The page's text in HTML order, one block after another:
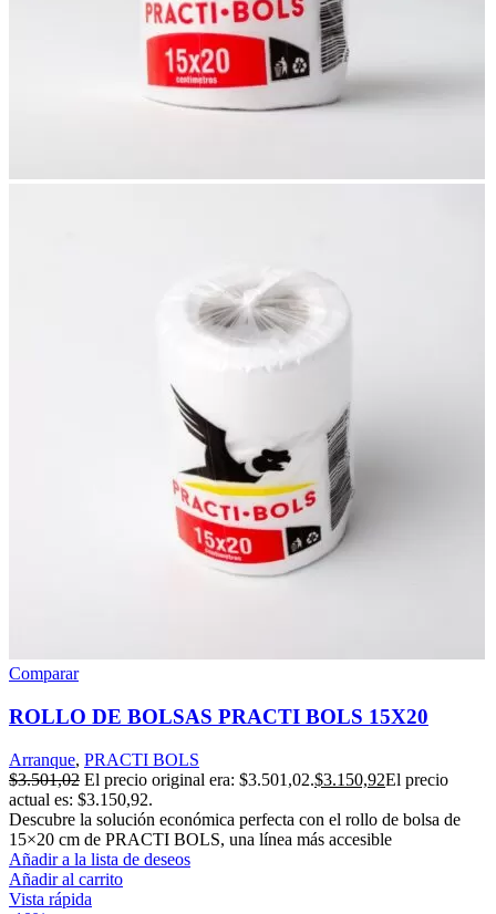
Comparar
ROLLO DE BOLSAS PRACTI BOLS 15X20
Arranque, PRACTI BOLS
$3.501,02 El precio original era: $3.501,02.$3.150,92El precio
actual es: $3.150,92.
Descubre la solución económica perfecta con el rollo de bolsa de
15×20 cm de PRACTI BOLS, una línea más accesible
Añadir a la lista de deseos
Añadir al carrito
Vista rápida